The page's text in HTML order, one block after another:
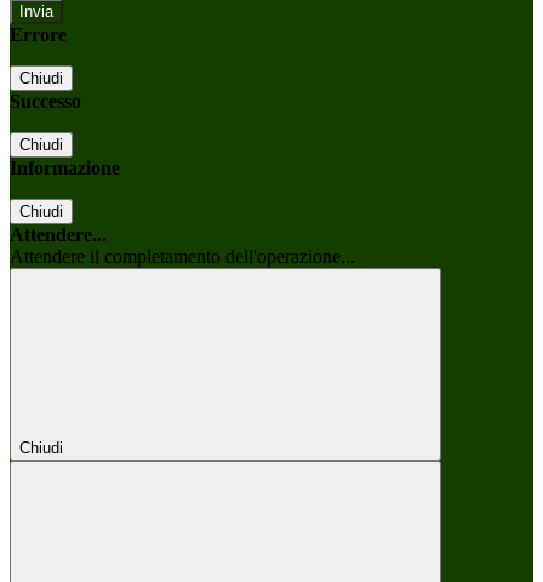
Errore
Chiudi
Successo
Chiudi
Informazione
Chiudi
Attendere...
Attendere il completamento dell'operazione...
Chiudi